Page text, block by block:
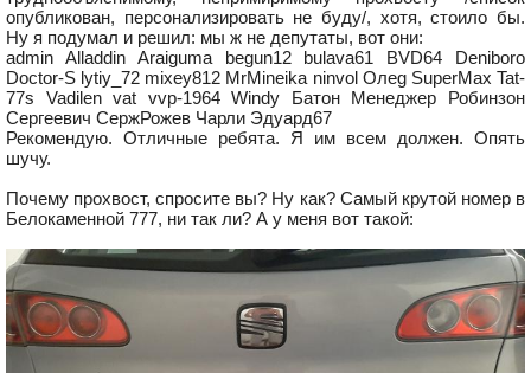
опубликован, персонализировать не буду/, хотя, стоило бы.
Ну я подумал и решил: мы ж не депутаты, вот они:
admin Alladdin Araiguma begun12 bulava61 BVD64 Deniboro
Doctor-S lytiy_72 mixey812 MrMineika ninvol Oлeg SuperMax Tat-
77s Vadilen vat vvp-1964 Windy Батон Менеджер Робинзон
Сергеевич СержРожев Чарли Эдуард67
Рекомендую. Отличные ребята. Я им всем должен. Опять
шучу.
Почему прохвост, спросите вы? Ну как? Самый крутой номер в
Белокаменной 777, ни так ли? А у меня вот такой: